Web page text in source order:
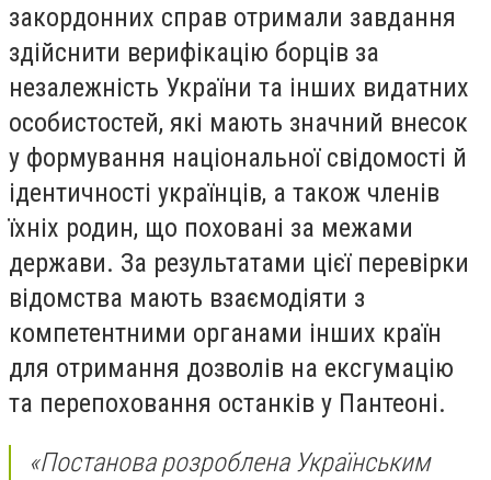
закордонних справ отримали завдання
здійснити верифікацію борців за
незалежність України та інших видатних
особистостей, які мають значний внесок
у формування національної свідомості й
ідентичності українців, а також членів
їхніх родин, що поховані за межами
держави. За результатами цієї перевірки
відомства мають взаємодіяти з
компетентними органами інших країн
для отримання дозволів на ексгумацію
та перепоховання останків у Пантеоні.
«Постанова розроблена Українським